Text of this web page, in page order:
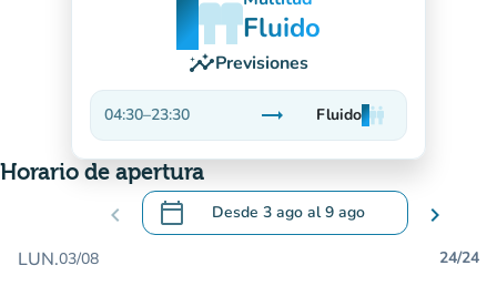
man
man
manFluido
insightsPrevisiones
04:30–23:30 trending_flat
Estable
Fluidoman
man
man
Horario de apertura
chevron_left calendar_today Desde 3 ago al9 ago
.Abra el calendario para cambiar las
chevron_right
LUN.03/08 24/24